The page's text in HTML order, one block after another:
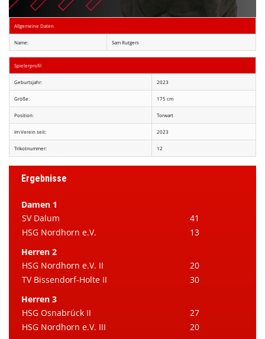
Allgemeine Daten
Name: Sam Rutgers
Spielerprofil
Geburtsjahr: 2023
Größe: 175 cm
Position: Torwart
Im Verein seit: 2023
Trikotnummer: 12
Ergebnisse
Damen 1
SV Dalum
41
HSG Nordhorn e.V.
13
Herren 2
HSG Nordhorn e.V. II
20
TV Bissendorf-Holte II
30
Herren 3
HSG Osnabrück II
27
HSG Nordhorn e.V. III
20